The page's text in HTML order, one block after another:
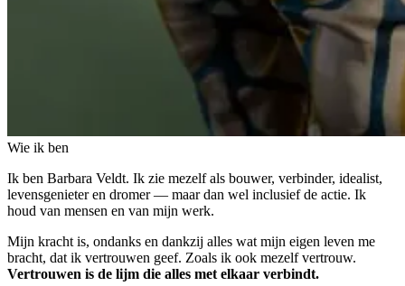
Wie ik ben
Ik ben Barbara Veldt. Ik zie mezelf als bouwer, verbinder, idealist,
levensgenieter en dromer — maar dan wel inclusief de actie. Ik
houd van mensen en van mijn werk.
Mijn kracht is, ondanks en dankzij alles wat mijn eigen leven me
bracht, dat ik vertrouwen geef. Zoals ik ook mezelf vertrouw.
Vertrouwen is de lijm die alles met elkaar verbindt.